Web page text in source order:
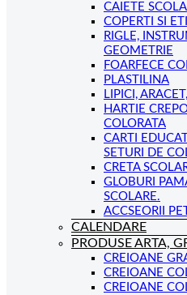
CAIETE
COPERTI SI
RIGLE,
GEOMETRIE
FOARFECE
PLASTILINA
LIPICI,
HARTIE
COLORATA
CARTI
SETURI DE
CRETA
GLOBURI
SCOLARE.
ACCSEORII
CALENDARE
PRODUSE ARTA,
CREIOANE
CREIOANE
CREIOANE